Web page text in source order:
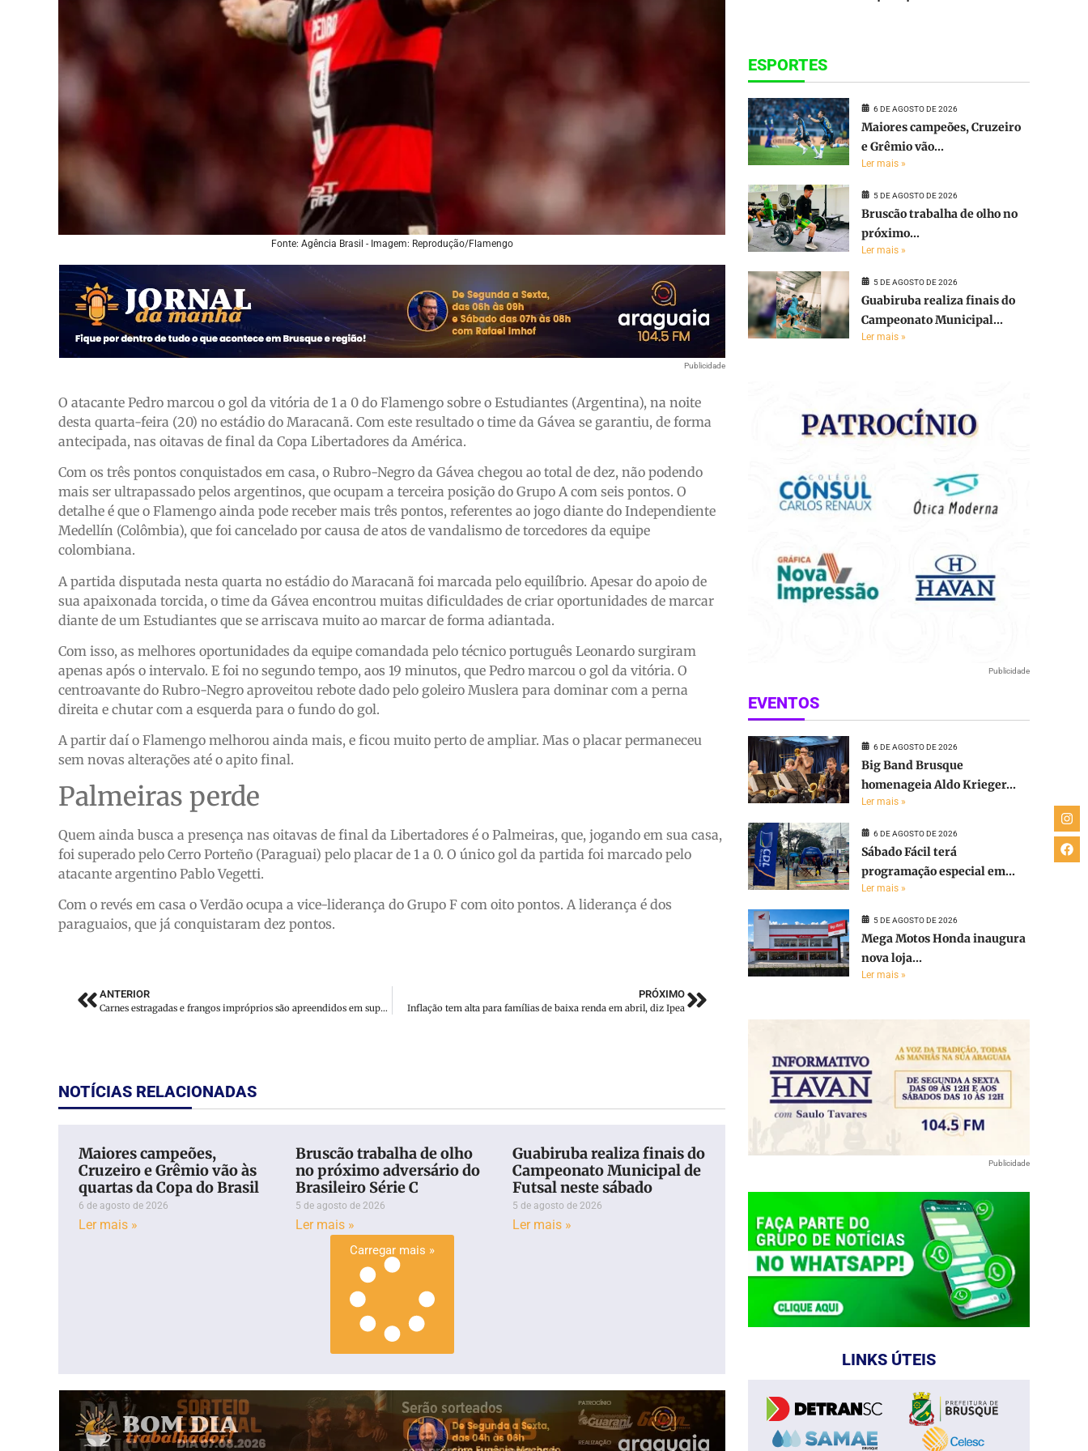
Fonte: Agência Brasil - Imagem: Reprodução/Flamengo
Publicidade
O atacante Pedro marcou o gol da vitória de 1 a 0 do Flamengo sobre o Estudiantes (Argentina), na noite
desta quarta-feira (20) no estádio do Maracanã. Com este resultado o time da Gávea se garantiu, de forma
antecipada, nas oitavas de final da Copa Libertadores da América.
Com os três pontos conquistados em casa, o Rubro-Negro da Gávea chegou ao total de dez, não podendo
mais ser ultrapassado pelos argentinos, que ocupam a terceira posição do Grupo A com seis pontos. O
detalhe é que o Flamengo ainda pode receber mais três pontos, referentes ao jogo diante do Independiente
Medellín (Colômbia), que foi cancelado por causa de atos de vandalismo de torcedores da equipe
colombiana.
A partida disputada nesta quarta no estádio do Maracanã foi marcada pelo equilíbrio. Apesar do apoio de
sua apaixonada torcida, o time da Gávea encontrou muitas dificuldades de criar oportunidades de marcar
diante de um Estudiantes que se arriscava muito ao marcar de forma adiantada.
Com isso, as melhores oportunidades da equipe comandada pelo técnico português Leonardo surgiram
apenas após o intervalo. E foi no segundo tempo, aos 19 minutos, que Pedro marcou o gol da vitória. O
centroavante do Rubro-Negro aproveitou rebote dado pelo goleiro Muslera para dominar com a perna
direita e chutar com a esquerda para o fundo do gol.
A partir daí o Flamengo melhorou ainda mais, e ficou muito perto de ampliar. Mas o placar permaneceu
sem novas alterações até o apito final.
Palmeiras perde
Quem ainda busca a presença nas oitavas de final da Libertadores é o Palmeiras, que, jogando em sua casa,
foi superado pelo Cerro Porteño (Paraguai) pelo placar de 1 a 0. O único gol da partida foi marcado pelo
atacante argentino Pablo Vegetti.
Com o revés em casa o Verdão ocupa a vice-liderança do Grupo F com oito pontos. A liderança é dos
paraguaios, que já conquistaram dez pontos.
ANTERIOR
Carnes estragadas e frangos impróprios são apreendidos em supermercados de SC
PRÓXIMO
Inflação tem alta para famílias de baixa renda em abril, diz Ipea
NOTÍCIAS RELACIONADAS
Maiores campeões,
Cruzeiro e Grêmio vão às
quartas da Copa do Brasil
6 de agosto de 2026
Ler mais »
Bruscão trabalha de olho
no próximo adversário do
Brasileiro Série C
5 de agosto de 2026
Ler mais »
Guabiruba realiza finais do
Campeonato Municipal de
Futsal neste sábado
5 de agosto de 2026
Ler mais »
Carregar mais »
ESPORTES
6 DE AGOSTO DE 2026
Maiores campeões, Cruzeiro
e Grêmio vão...
Ler mais »
5 DE AGOSTO DE 2026
Bruscão trabalha de olho no
próximo...
Ler mais »
5 DE AGOSTO DE 2026
Guabiruba realiza finais do
Campeonato Municipal...
Ler mais »
Publicidade
EVENTOS
6 DE AGOSTO DE 2026
Big Band Brusque
homenageia Aldo Krieger...
Ler mais »
6 DE AGOSTO DE 2026
Sábado Fácil terá
programação especial em...
Ler mais »
5 DE AGOSTO DE 2026
Mega Motos Honda inaugura
nova loja...
Ler mais »
Publicidade
LINKS ÚTEIS